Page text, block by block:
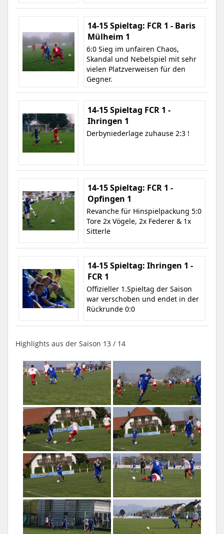
14-15 Spieltag: FCR 1 - Baris
Mülheim 1
6:0 Sieg im unfairen Chaos,
Skandal und Nebelspiel mit sehr
vielen Platzverweisen für den
Gegner.
14-15 Spieltag FCR 1 -
Ihringen 1
Derbyniederlage zuhause 2:3 !
14-15 Spieltag: FCR 1 -
Opfingen 1
Revanche für Hinspielpackung 5:0
Tore 2x Vögele, 2x Federer & 1x
Sitterle
14-15 Spieltag: Ihringen 1 -
FCR 1
Offizieller 1.Spieltag der Saison
war verschoben und endet in der
Rückrunde 0:0
Highlights aus der Saison 13 / 14